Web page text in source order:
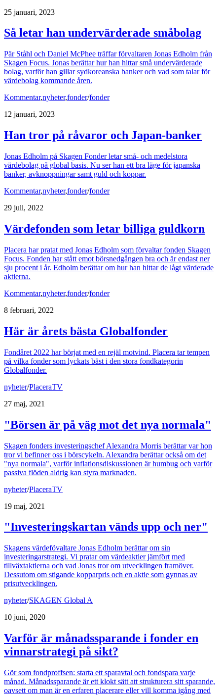
25 januari, 2023
Så letar han undervärderade småbolag
Pär Ståhl och Daniel McPhee träffar förvaltaren Jonas Edholm från
Skagen Focus. Jonas berättar hur han hittar små undervärderade
bolag, varför han gillar sydkoreanska banker och vad som talar för
värdebolag kommande åren.
Kommentar,nyheter,fonder/fonder
12 januari, 2023
Han tror på råvaror och Japan-banker
Jonas Edholm på Skagen Fonder letar små- och medelstora
värdebolag på global basis. Nu ser han ett bra läge för japanska
banker, avknoppningar samt guld och koppar.
Kommentar,nyheter,fonder/fonder
29 juli, 2022
Värdefonden som letar billiga guldkorn
Placera har pratat med Jonas Edholm som förvaltar fonden Skagen
Focus. Fonden har stått emot börsnedgången bra och är endast ner
sju procent i år. Edholm berättar om hur han hittar de lågt värderade
aktierna.
Kommentar,nyheter,fonder/fonder
8 februari, 2022
Här är årets bästa Globalfonder
Fondåret 2022 har börjat med en rejäl motvind. Placera tar tempen
på vilka fonder som lyckats bäst i den stora fondkategorin
Globalfonder.
nyheter/PlaceraTV
27 maj, 2021
"Börsen är på väg mot det nya normala"
Skagen fonders investeringschef Alexandra Morris berättar var hon
tror vi befinner oss i börscykeln. Alexandra berättar också om det
"nya normala", varför inflationsdiskussionen är humbug och varför
passiva flöden aldrig kan styra marknaden.
nyheter/PlaceraTV
19 maj, 2021
"Investeringskartan vänds upp och ner"
Skagens värdefövaltare Jonas Edholm berättar om sin
investeringarstrategi. Vi pratar om värdeaktier jämfört med
tillväxtaktierna och vad Jonas tror om utvecklingen framöver.
Dessutom om stigande kopparpris och en aktie som gynnas av
prisutvecklingen.
nyheter/SKAGEN Global A
10 juni, 2020
Varför är månadssparande i fonder en
vinnarstrategi på sikt?
Gör som fondproffsen: starta ett sparavtal och fondspara varje
månad. Månadssparande är ett klokt sätt att strukturera sitt sparande,
oavsett om man är en erfaren placerare eller vill komma igång med